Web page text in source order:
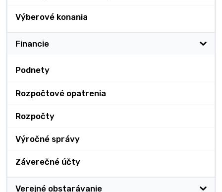
Výberové konania
Financie
Podnety
Rozpočtové opatrenia
Rozpočty
Výročné správy
Záverečné účty
Verejné obstarávanie